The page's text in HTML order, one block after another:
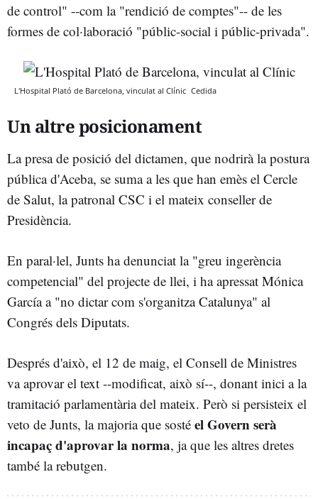
de control" --com la "rendició de comptes"-- de les
formes de col·laboració "públic-social i públic-privada".
L'Hospital Plató de Barcelona, vinculat al Clínic Cedida
Un altre posicionament
La presa de posició del dictamen, que nodrirà la postura
pública d'Aceba, se suma a les que han emès el Cercle
de Salut, la patronal CSC i el mateix conseller de
Presidència.
En paral·lel, Junts ha denunciat la "greu ingerència
competencial" del projecte de llei, i ha apressat Mónica
García a "no dictar com s'organitza Catalunya" al
Congrés dels Diputats.
Després d'això, el 12 de maig, el Consell de Ministres
va aprovar el text --modificat, això sí--, donant inici a la
tramitació parlamentària del mateix. Però si persisteix el
veto de Junts, la majoria que sosté el Govern serà
incapaç d'aprovar la norma, ja que les altres dretes
també la rebutgen.